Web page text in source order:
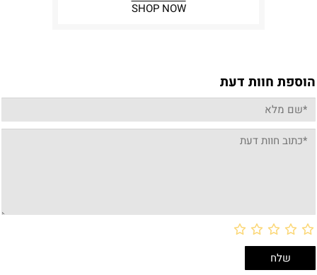
SHOP NOW
הוספת חוות דעת